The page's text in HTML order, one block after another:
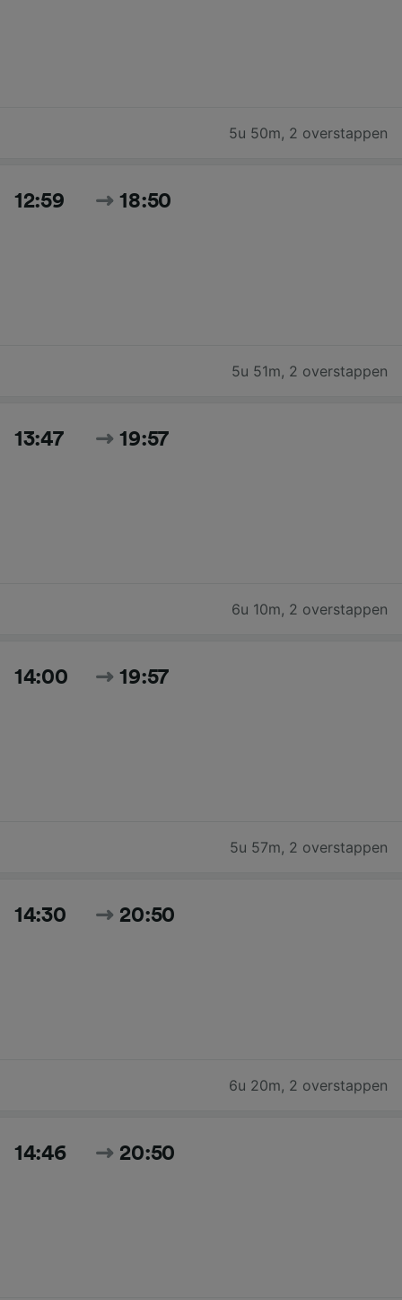
5u 50m, 2 overstappen
12:59 18:50
5u 51m, 2 overstappen
13:47 19:57
6u 10m, 2 overstappen
14:00 19:57
5u 57m, 2 overstappen
14:30 20:50
6u 20m, 2 overstappen
14:46 20:50